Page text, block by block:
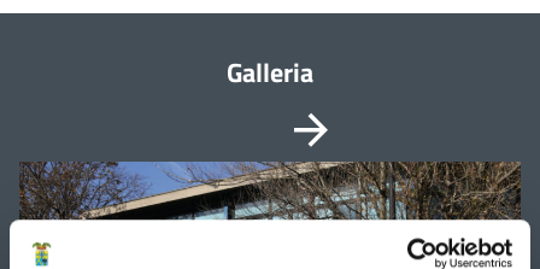
Galleria
Vai
alla
slide
successiva
possibile
navigare
le
slide
utilizzando